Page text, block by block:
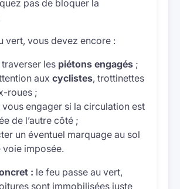
pas de bloquer la
vert, vous devez encore :
les piétons engagés ;
aux cyclistes, trottinettes
roues ;
vous engager si la circulation est
de l’autre côté ;
un éventuel marquage au sol
voie imposée.
: le feu passe au vert,
sont immobilisées juste